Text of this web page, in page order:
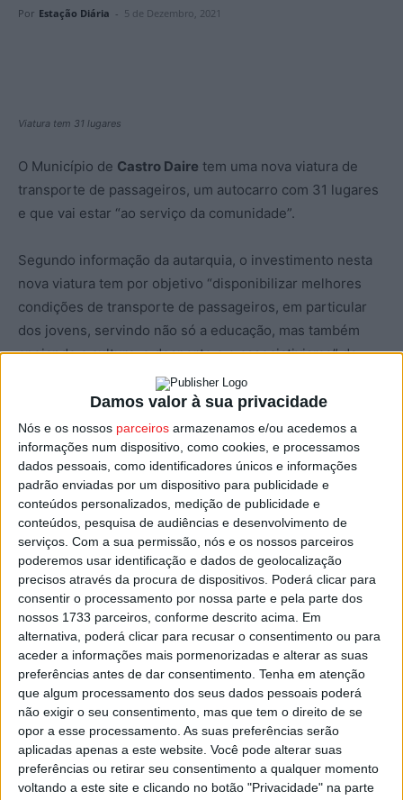
Damos valor à sua privacidade
Nós e os nossos parceiros armazenamos e/ou acedemos a
informações num dispositivo, como cookies, e processamos
dados pessoais, como identificadores únicos e informações
padrão enviadas por um dispositivo para publicidade e
conteúdos personalizados, medição de publicidade e
conteúdos, pesquisa de audiências e desenvolvimento de
serviços. Com a sua permissão, nós e os nossos parceiros
poderemos usar identificação e dados de geolocalização
precisos através da procura de dispositivos. Poderá clicar para
consentir o processamento por nossa parte e pela parte dos
nossos 1733 parceiros, conforme descrito acima. Em
alternativa, poderá clicar para recusar o consentimento ou para
aceder a informações mais pormenorizadas e alterar as suas
preferências antes de dar consentimento. Tenha em atenção
que algum processamento dos seus dados pessoais poderá
não exigir o seu consentimento, mas que tem o direito de se
opor a esse processamento. As suas preferências serão
aplicadas apenas a este website. Você pode alterar suas
preferências ou retirar seu consentimento a qualquer momento
voltando a este site e clicando no botão "Privacidade" na parte
Por Estação Diária - 5 de Dezembro, 2021
Viatura tem 31 lugares
O Município de Castro Daire tem uma nova viatura de
transporte de passageiros, um autocarro com 31 lugares
e que vai estar “ao serviço da comunidade”.
Segundo informação da autarquia, o investimento nesta
nova viatura tem por objetivo “disponibilizar melhores
condições de transporte de passageiros, em particular
dos jovens, servindo não só a educação, mas também
apoiando a cultura, o desporto e o associativismo” do
A autarquia de Castro Daire adianta que vai continuar a
renovação da frota do município, uma aposta que assume
“na procura de melhores condições de conforto e
segurança a todos os que sejam transportados por
viaturas municipais”, pode ler-se na nota de imprensa.
O novo autocarro tem uma decoração que serve como
promoção do concelho através da hashtag
#visitcastrodaire.
Esta e outras notícias para ouvir na Estação Diária – 96.8
FM ou emwww.968.fm.
Pub